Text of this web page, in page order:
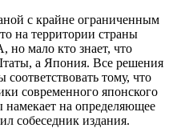
с крайне ограниченным
на территории страны
мало кто знает, что
а Япония. Все решения
тому, что
современного японского
на определяющее
собеседник издания.